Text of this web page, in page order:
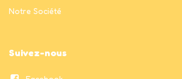
Notre Société
Suivez-nous